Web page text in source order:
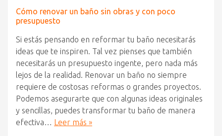
Cómo renovar un baño sin obras y con poco
presupuesto
Si estás pensando en reformar tu baño necesitarás
ideas que te inspiren. Tal vez pienses que también
necesitarás un presupuesto ingente, pero nada más
lejos de la realidad. Renovar un baño no siempre
requiere de costosas reformas o grandes proyectos.
Podemos asegurarte que con algunas ideas originales
y sencillas, puedes transformar tu baño de manera
efectiva…
Leer más »